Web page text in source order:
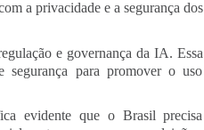
a privacidade e a segurança dos
e governança da IA. Essa
segurança para promover o uso
evidente que o Brasil precisa